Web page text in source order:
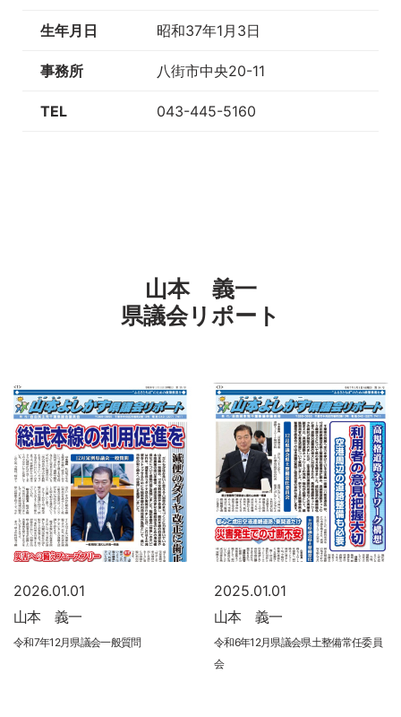
生年月日 昭和37年1月3日
事務所 八街市中央20-11
TEL 043-445-5160
山本 義一
県議会リポート
2026.01.01
山本 義一
令和7年12月県議会一般質問
2025.01.01
山本 義一
令和6年12月県議会県土整備常任委員
会